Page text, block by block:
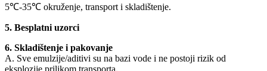
5℃-35℃ okruženje, transport i skladištenje.
5. Besplatni uzorci
6. Skladištenje i pakovanje
A. Sve emulzije/aditivi su na bazi vode i ne postoji rizik od
eksplozije prilikom transporta.